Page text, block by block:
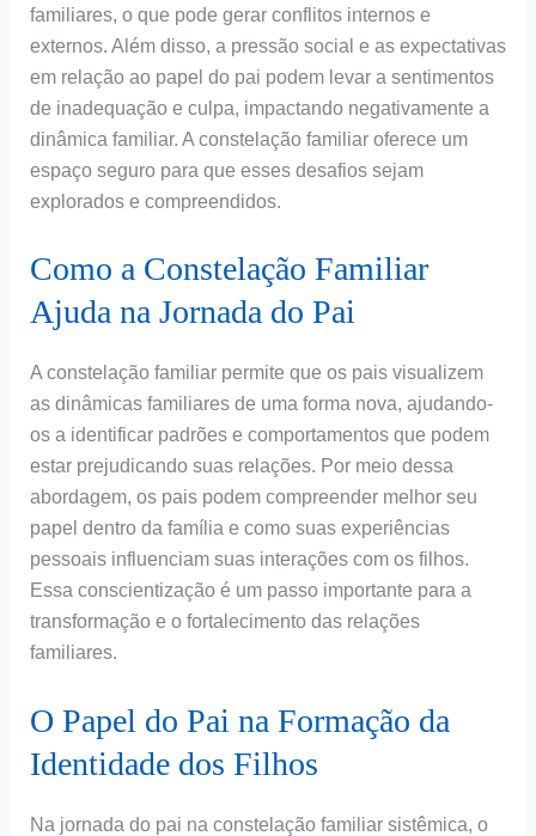
familiares, o que pode gerar conflitos internos e
externos. Além disso, a pressão social e as expectativas
em relação ao papel do pai podem levar a sentimentos
de inadequação e culpa, impactando negativamente a
dinâmica familiar. A constelação familiar oferece um
espaço seguro para que esses desafios sejam
explorados e compreendidos.
Como a Constelação Familiar
Ajuda na Jornada do Pai
A constelação familiar permite que os pais visualizem
as dinâmicas familiares de uma forma nova, ajudando-
os a identificar padrões e comportamentos que podem
estar prejudicando suas relações. Por meio dessa
abordagem, os pais podem compreender melhor seu
papel dentro da família e como suas experiências
pessoais influenciam suas interações com os filhos.
Essa conscientização é um passo importante para a
transformação e o fortalecimento das relações
familiares.
O Papel do Pai na Formação da
Identidade dos Filhos
Na jornada do pai na constelação familiar sistêmica, o